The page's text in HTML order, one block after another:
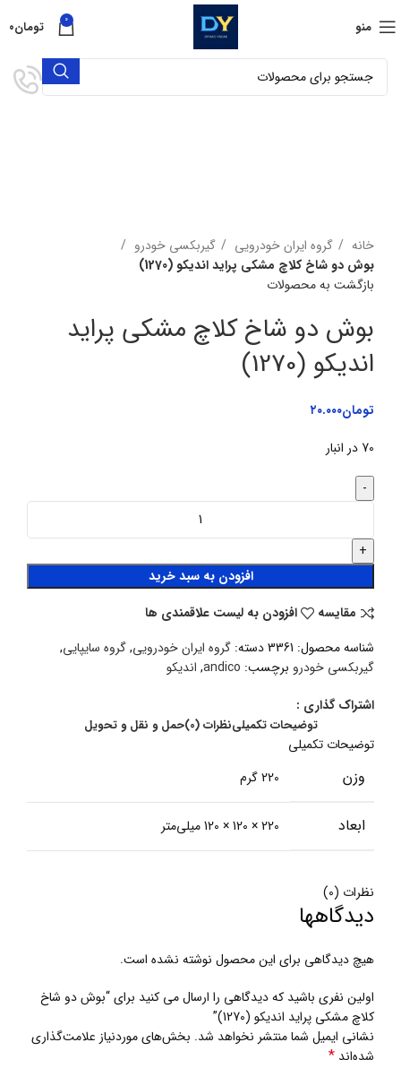
منو 0 تومان۰
خانه گروه ایران خودرویی
گیربکسی خودرو
بوش دو شاخ کلاچ مشکی پراید اندیکو (1270)
بازگشت به محصولات
بوش دو شاخ کلاچ مشکی پراید
اندیکو (1270)
تومان۲۰.۰۰۰
70 در انبار
افزودن به سبد خرید
مقایسه
افزودن به لیست علاقمندی ها
شناسه محصول: 3361دسته: گروه ایران خودرویی,گروه سایپایی,
گیربکسی خودرو برچسب: andico
, اندیکو
اشتراک گذاری :
توضیحات تکمیلینظرات (0) حمل و نقل و تحویل
توضیحات تکمیلی
وزن 220 گرم
ابعاد 220 × 120 × 120 میلی‌متر
نظرات (0)
دیدگاهها
هیچ دیدگاهی برای این محصول نوشته نشده است.
اولین نفری باشید که دیدگاهی را ارسال می کنید برای “بوش دو شاخ
کلاچ مشکی پراید اندیکو (1270)”
نشانی ایمیل شما منتشر نخواهد شد. بخش‌های موردنیاز علامت‌گذاری
شده‌اند *